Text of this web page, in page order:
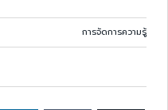
การจัดการความรู้